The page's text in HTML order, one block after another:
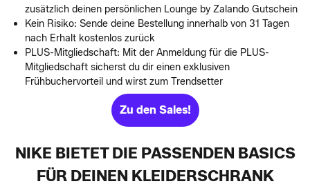
zusätzlich deinen persönlichen Lounge by Zalando Gutschein
Kein Risiko: Sende deine Bestellung innerhalb von 31 Tagen
nach Erhalt kostenlos zurück
PLUS-Mitgliedschaft: Mit der Anmeldung für die PLUS-
Mitgliedschaft sicherst du dir einen exklusiven
Frühbuchervorteil und wirst zum Trendsetter
Zu den Sales!
NIKE BIETET DIE PASSENDEN BASICS
FÜR DEINEN KLEIDERSCHRANK